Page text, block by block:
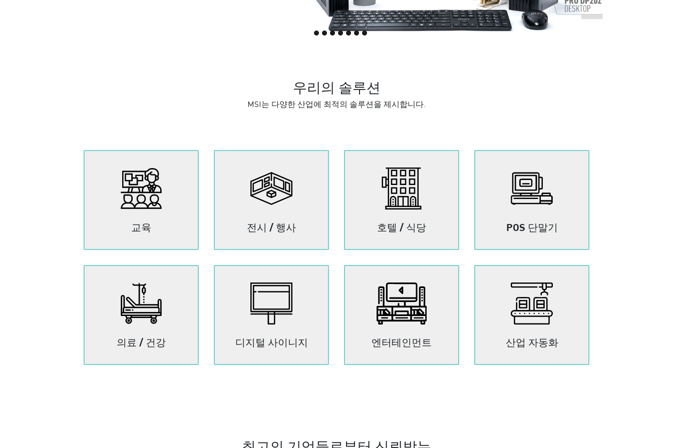
우리의 솔루션
MSI는 다양한 산업에 최적의 솔루션을 제시합니다.
교육 전시 / 행사 호텔 / 식당 POS 단말기
의료 / 건강 디지털 사이니지 엔터테인먼트 산업 자동화